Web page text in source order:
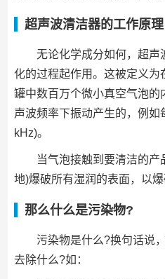
超声波清洁器的工作原理
无论化学成分如何，超声
化的过程起作用。这被定义
罐中数百万个微小真空气泡的
声波频率下振动产生的，例如
kHz)。
当气泡接触到要清洁的
地)爆破所有湿润的表面，以爆
那么什么是污染物?
污染物是什么?换句话说
去除什么?如：